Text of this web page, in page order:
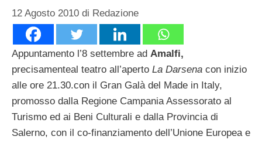
12 Agosto 2010 di Redazione
Appuntamento l’8 settembre ad Amalfi,
precisamenteal teatro all’aperto La Darsena con inizio
alle ore 21.30.con il Gran Galà del Made in Italy,
promosso dalla Regione Campania Assessorato al
Turismo ed ai Beni Culturali e dalla Provincia di
Salerno, con il co-finanziamento dell’Unione Europea e